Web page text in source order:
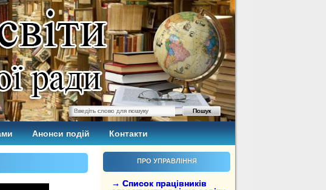
Анонси подій Контакти
ПРО УПРАВЛІННЯ
→ Список працівників